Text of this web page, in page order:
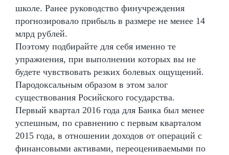
школе. Ранее руководство финучреждения
прогнозировало прибыль в размере не менее 14
млрд рублей.
Поэтому подбирайте для себя именно те
упражнения, при выполнении которых вы не
будете чувствовать резких болевых ощущений.
Пародоксальным образом в этом залог
существования Росийского государства.
Первый квартал 2016 года для Банка был менее
успешным, по сравнению с первым кварталом
2015 года, в отношении доходов от операций с
финансовыми активами, переоцениваемыми по